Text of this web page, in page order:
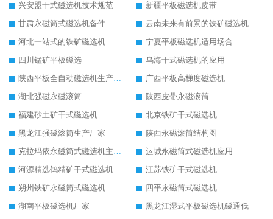
兴安盟干式磁选机技术规范
新疆平板磁选机皮带
甘肃永磁筒式磁选机备件
云南未来有前景的铁矿磁选机
河北一站式的铁矿磁选机
宁夏平板磁选机适用场合
四川锰矿平板磁选
乌海干式磁选机的应用
陕西平板全自动磁选机生产厂家
广西平板高梯度磁选机
湖北强磁永磁滚筒
陕西皮带永磁滚筒
福建砂土矿干式磁选机
北京铁矿干式磁选机
黑龙江强磁滚筒生产厂家
陕西永磁滚筒结构图
克拉玛依永磁筒式磁选机主要技术参数
运城永磁筒式磁选机应用
河源精选钨精矿干式磁选机
江苏铁矿干式磁选机
朔州铁矿永磁筒式磁选机
四平永磁筒式磁选机
湖南平板磁选机厂家
黑龙江湿式平板磁选机磁通低